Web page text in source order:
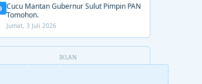
Cucu Mantan Gubernur Sulut Pimpin PAN
Tomohon.
Jumat, 3 Juli 2026
IKLAN